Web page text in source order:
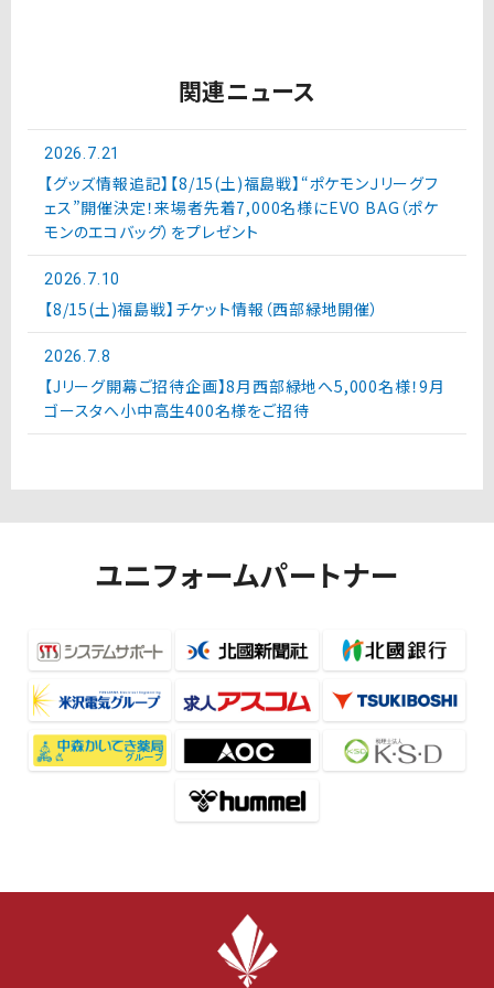
関連ニュース
2026.7.21
【グッズ情報追記】【8/15(土)福島戦】“ポケモンＪリーグフ
ェス”開催決定！来場者先着7,000名様にEVO BAG（ポケ
モンのエコバッグ）をプレゼント
2026.7.10
【8/15(土)福島戦】チケット情報（西部緑地開催）
2026.7.8
【Jリーグ開幕ご招待企画】8月西部緑地へ5,000名様！9月
ゴースタへ小中高生400名様をご招待
ユニフォームパートナー